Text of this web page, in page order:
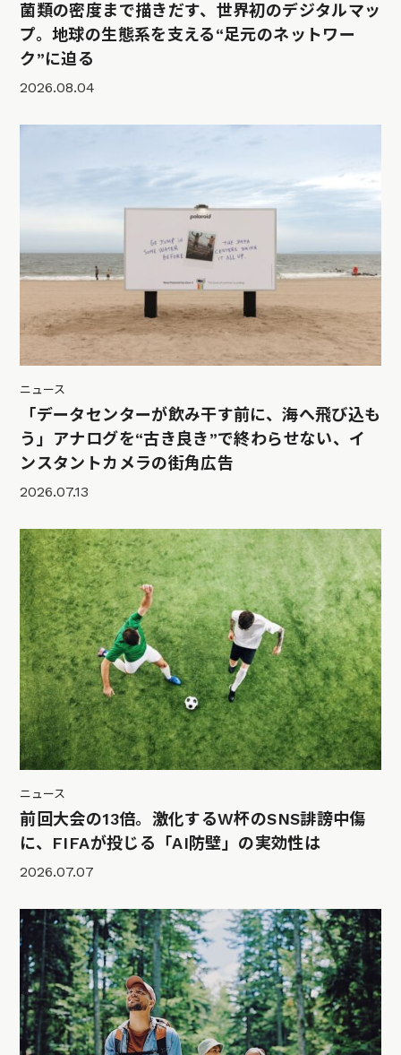
菌類の密度まで描きだす、世界初のデジタルマッ
プ。地球の生態系を支える“足元のネットワー
ク”に迫る
2026.08.04
ニュース
「データセンターが飲み干す前に、海へ飛び込も
う」アナログを“古き良き”で終わらせない、イ
ンスタントカメラの街角広告
2026.07.13
ニュース
前回大会の13倍。激化するW杯のSNS誹謗中傷
に、FIFAが投じる「AI防壁」の実効性は
2026.07.07